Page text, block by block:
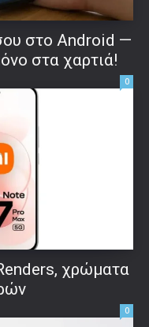
στο Android —
στα χαρτιά!
0
χρώματα
0